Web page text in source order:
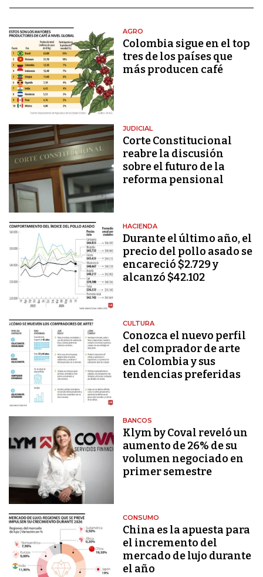
AGRO
Colombia sigue en el top
tres de los países que
más producen café
JUDICIAL
Corte Constitucional
reabre la discusión
sobre el futuro de la
reforma pensional
HACIENDA
Durante el último año, el
precio del pollo asado se
encareció $2.729 y
alcanzó $42.102
CULTURA
Conozca el nuevo perfil
del comprador de arte
en Colombia y sus
tendencias preferidas
BANCOS
Klym by Coval reveló un
aumento de 26% de su
volumen negociado en
primer semestre
CONSUMO
China es la apuesta para
el incremento del
mercado de lujo durante
el año